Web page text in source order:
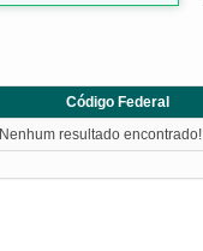
Código Federal
Nenhum resultado encontrado!